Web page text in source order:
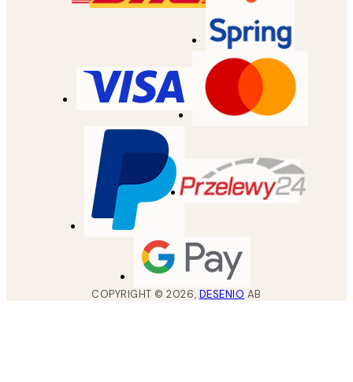
COPYRIGHT ©2026, DESENIO AB